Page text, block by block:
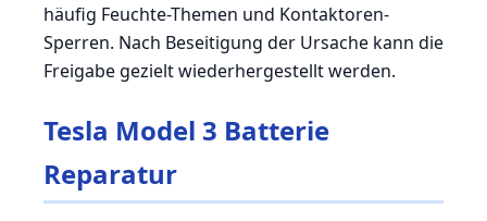
häufig Feuchte-Themen und Kontaktoren-
Sperren. Nach Beseitigung der Ursache kann die
Freigabe gezielt wiederhergestellt werden.
Tesla Model 3 Batterie
Reparatur